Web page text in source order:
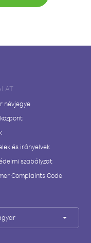
névjegye
és irányelvek
szabályzat
Complaints Code